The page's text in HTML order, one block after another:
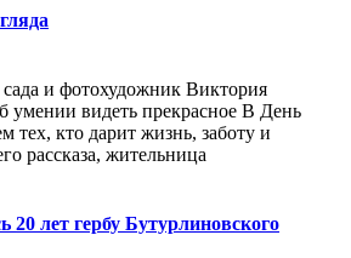
сада и фотохудожник Виктория
умении видеть прекрасное В День
тех, кто дарит жизнь, заботу и
рассказа, жительница
20 лет гербу Бутурлиновского